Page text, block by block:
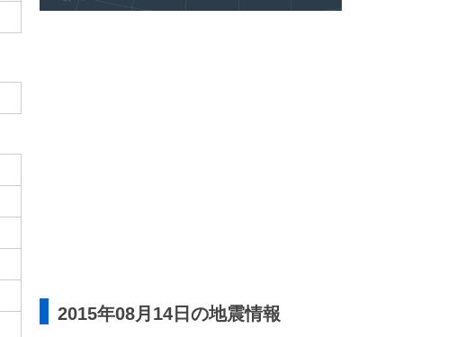
2015年08月14日の地震情報